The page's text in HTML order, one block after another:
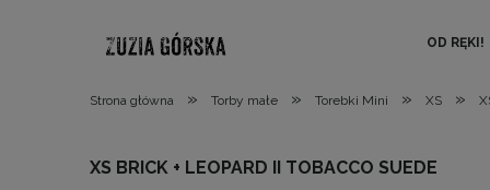
OD RĘKI!
Strona główna » Torby małe » Torebki Mini » XS »
XS BRICK + LEOPARD II TOBACCO SUEDE